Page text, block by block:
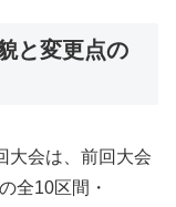
と変更点の
大会は、前回大会
全10区間・